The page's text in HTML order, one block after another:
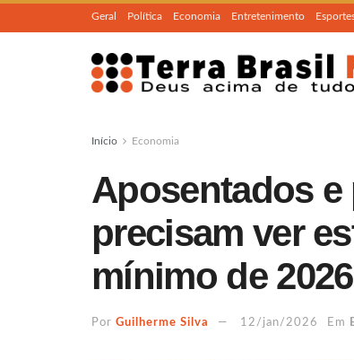
Geral Política Economia Entretenimento
Início Economia
Aposentados
precisam ver
mínimo de 2026
Por Guilherme Silva 12/jan/2026 Em